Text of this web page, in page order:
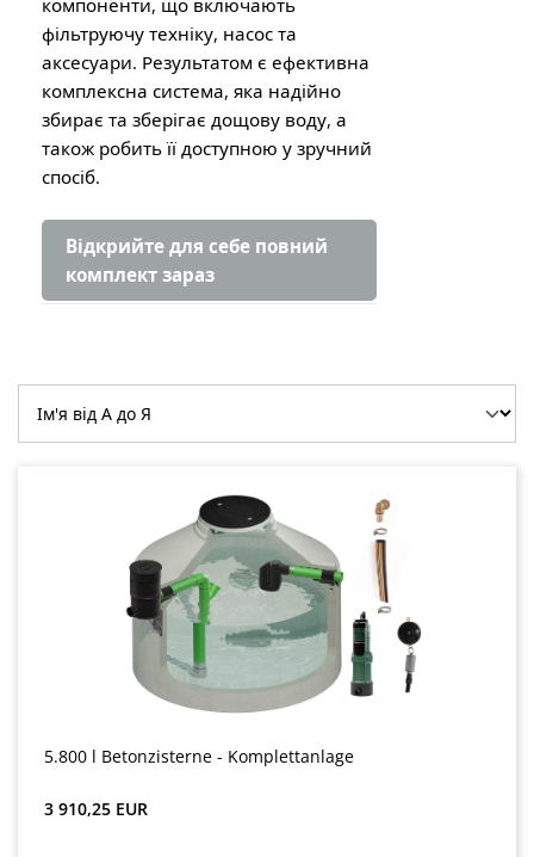
фільтруючу техніку, насос та
аксесуари. Результатом є ефективна
комплексна система, яка надійно
збирає та зберігає дощову воду, а
також робить її доступною у зручний
спосіб.
Відкрийте для себе повний
комплект зараз
5.800 l Betonzisterne - Komplettanlage
Звичайна ціна:
3 910,25 EUR